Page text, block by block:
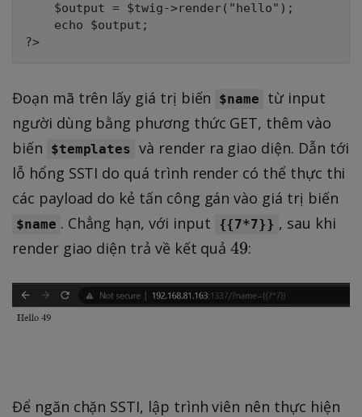
    $output = $twig->render("hello");
    echo $output;
Đoạn mã trên lấy giá trị biến $name
từ input
người dùng bằng phương thức GET, thêm vào
biến
$templates và render ra giao diện. Dẫn tới
lỗ hổng SSTI do quá trình render có thể thực thi
các payload do kẻ tấn công gán vào giá trị biến
$name . Chẳng hạn, với input {{7*7}} , sau khi
render giao diện trả về kết quả4
49:
Để ngăn chặn SSTI, lập trình viên nên thực hiện